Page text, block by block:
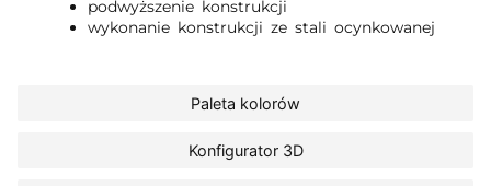
Paleta kolorów
Konfigurator 3D
podwyższenie konstrukcji
wykonanie konstrukcji ze stali ocynkowanej